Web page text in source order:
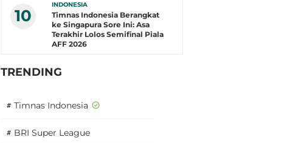
10
INDONESIA
Timnas Indonesia Berangkat
ke Singapura Sore Ini: Asa
Terakhir Lolos Semifinal Piala
AFF 2026
TRENDING
# Timnas Indonesia
# BRI Super League